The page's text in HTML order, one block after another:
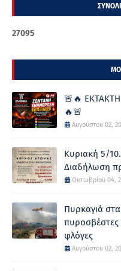
27095
🚨🔥
🔥🚨
Αυγούστου 02,
Κυριακή 5/
Διαδήλωση
Οκτωβρίου 04,
Πυρκαγιά
πυροσβέστες
φλόγες
Αυγούστου 02,